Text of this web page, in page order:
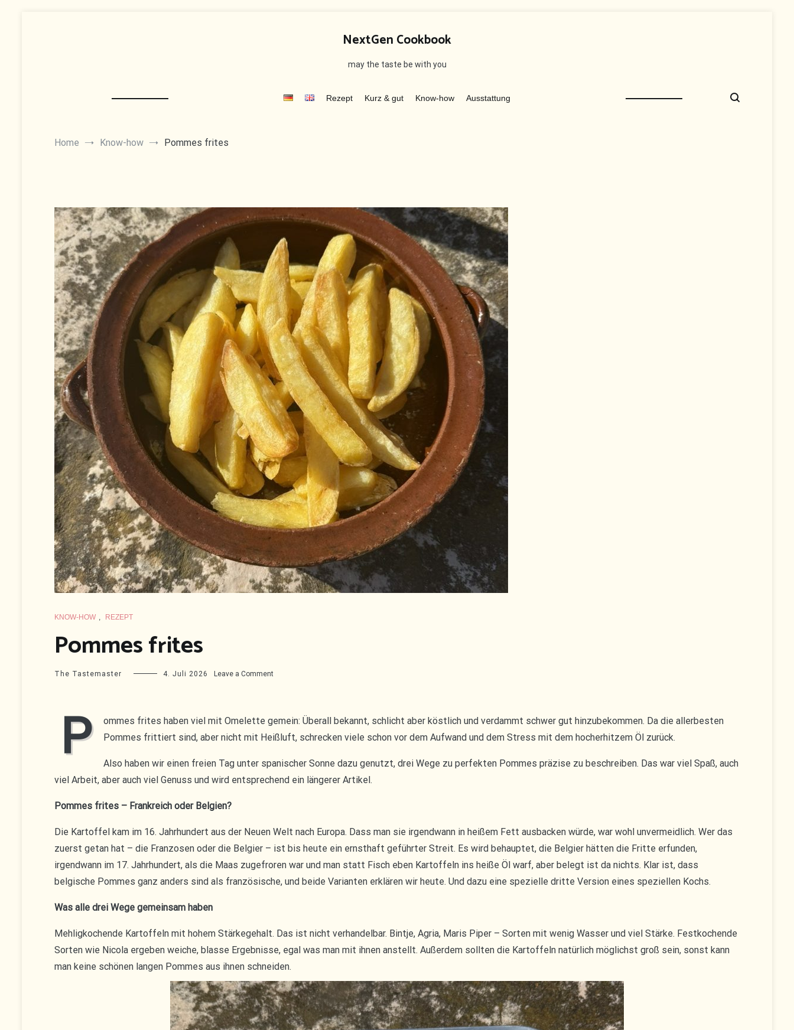
NextGen Cookbook
may the taste be with you
Rezept Kurz & gut Know-how Ausstattung
Home Know-how Pommes frites
KNOW-HOW , REZEPT
Pommes frites
The Tastemaster 4. Juli 2026 Leave a Commenton
P
ommes frites haben viel mit Omelette gemein: Überall bekannt, schlicht aber köstlich und verdammt schwer gut hinzubekommen. Da die allerbesten
Pommes frittiert sind, aber nicht mit Heißluft, schrecken viele schon vor dem Aufwand und dem Stress mit dem hocherhitzem Öl zurück.
Also haben wir einen freien Tag unter spanischer Sonne dazu genutzt, drei Wege zu perfekten Pommes präzise zu beschreiben. Das war viel Spaß, auch
viel Arbeit, aber auch viel Genuss und wird entsprechend ein längerer Artikel.
Pommes frites – Frankreich oder Belgien?
Die Kartoffel kam im 16. Jahrhundert aus der Neuen Welt nach Europa. Dass man sie irgendwann in heißem Fett ausbacken würde, war wohl unvermeidlich. Wer das
zuerst getan hat – die Franzosen oder die Belgier – ist bis heute ein ernsthaft geführter Streit. Es wird behauptet, die Belgier hätten die Fritte erfunden,
irgendwann im 17. Jahrhundert, als die Maas zugefroren war und man statt Fisch eben Kartoffeln ins heiße Öl warf, aber belegt ist da nichts. Klar ist, dass
belgische Pommes ganz anders sind als französische, und beide Varianten erklären wir heute. Und dazu eine spezielle dritte Version eines speziellen Kochs.
Was alle drei Wege gemeinsam haben
Mehligkochende Kartoffeln mit hohem Stärkegehalt. Das ist nicht verhandelbar. Bintje, Agria, Maris Piper – Sorten mit wenig Wasser und viel Stärke. Festkochende
Sorten wie Nicola ergeben weiche, blasse Ergebnisse, egal was man mit ihnen anstellt. Außerdem sollten die Kartoffeln natürlich möglichst groß sein, sonst kann
man keine schönen langen Pommes aus ihnen schneiden.